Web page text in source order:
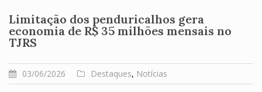
Limitação dos penduricalhos gera
economia de R$ 35 milhões mensais no
TJRS
03/06/2026 Destaques, Notícias